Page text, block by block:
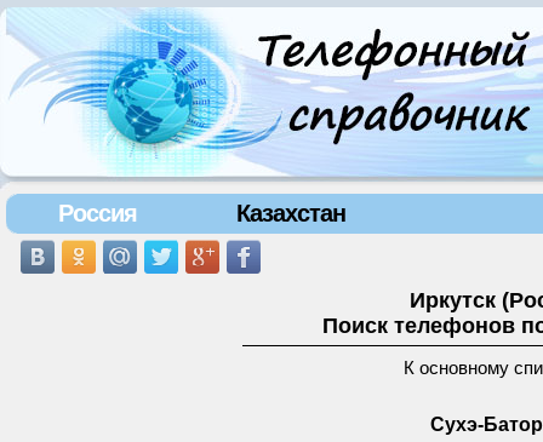
Россия Казахстан
Иркутск
Поиск телефонов
К основному
Сухэ-